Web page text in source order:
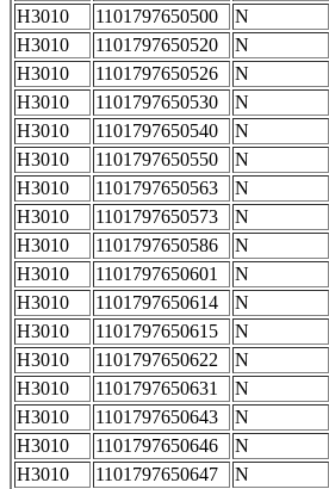
H3010
1101797650500
N
H3010
1101797650520
N
H3010
1101797650526
N
H3010
1101797650530
N
H3010
1101797650540
N
H3010
1101797650550
N
H3010
1101797650563
N
H3010
1101797650573
N
H3010
1101797650586
N
H3010
1101797650601
N
H3010
1101797650614
N
H3010
1101797650615
N
H3010
1101797650622
N
H3010
1101797650631
N
H3010
1101797650643
N
H3010
1101797650646
N
H3010
1101797650647
N